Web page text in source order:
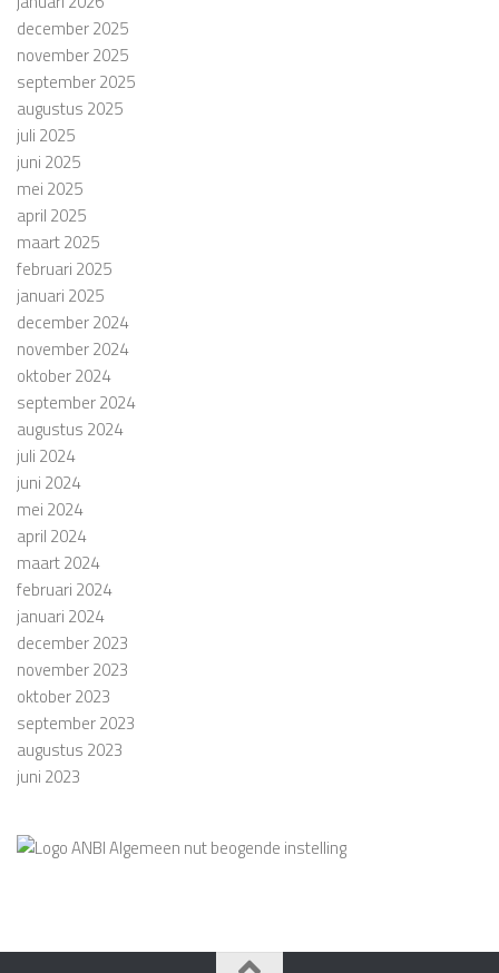
december 2025
november 2025
september 2025
augustus 2025
juli 2025
juni 2025
mei 2025
april 2025
maart 2025
februari 2025
januari 2025
december 2024
november 2024
oktober 2024
september 2024
augustus 2024
juli 2024
juni 2024
mei 2024
april 2024
maart 2024
februari 2024
januari 2024
december 2023
november 2023
oktober 2023
september 2023
augustus 2023
juni 2023